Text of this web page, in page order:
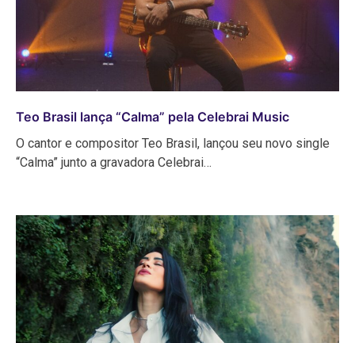
Teo Brasil lança “Calma” pela Celebrai Music
O cantor e compositor Teo Brasil, lançou seu novo single
“Calma” junto a gravadora Celebrai…